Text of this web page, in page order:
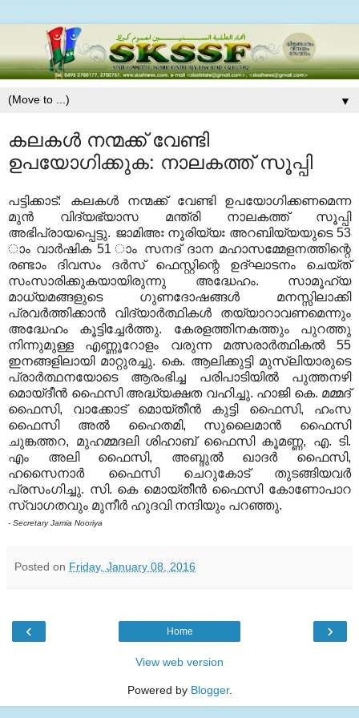
▼
കലകള്‍ നന്മക്ക് വേണ്ടി
ഉപയോഗിക്കുക: നാലകത്ത് സൂപ്പി
പട്ടിക്കാട്: കലകള്‍ നന്മക്ക് വേണ്ടി ഉപയോഗിക്കണമെന്ന
മുന്‍ വിദ്യഭ്യാസ മന്ത്രി നാലകത്ത് സൂപ്പി
അഭിപ്രായപ്പെട്ടു. ജാമിഅഃ നൂരിയ്യഃ അറബിയ്യയുടെ 53
ാം വാര്‍ഷിക 51 ാം സനദ് ദാന മഹാസമ്മേളനത്തിന്റെ
രണ്ടാം ദിവസം ദര്‍സ് ഫെസ്റ്റിന്റെ ഉദ്ഘാടനം ചെയ്ത്
സംസാരിക്കുകയായിരുന്നു അദ്ധേഹം. സാമൂഹ്യ
മാധ്യമങ്ങളുടെ ഗുണദോഷങ്ങള്‍ മനസ്സിലാക്കി
പ്രവര്‍ത്തിക്കാന്‍ വിദ്യാര്‍ത്ഥികള്‍ തയ്യാറാവണമെന്നും
അദ്ധേഹം കൂട്ടിച്ചേര്‍ത്തു. കേരളത്തിനകത്തും പുറത്തു
നിന്നുമുള്ള എണ്ണൂറോളം വരുന്ന മത്സരാര്‍ത്ഥികല്‍ 55
ഇനങ്ങളിലായി മാറ്റുരച്ചു. കെ. ആലിക്കുട്ടി മുസ്‌ലിയാരുടെ
പ്രാര്‍ത്ഥനയോടെ ആരംഭിച്ച പരിപാടിയില്‍ പുത്തനഴി
മൊയ്ദീന്‍ ഫൈസി അദ്ധ്യക്ഷത വഹിച്ചു. ഹാജി കെ. മമ്മദ്
ഫൈസി, വാക്കോട് മൊയ്തീന്‍ കുട്ടി ഫൈസി, ഹംസ
ഫൈസി അല്‍ ഹൈതമി, സുലൈമാന്‍ ഫൈസി
ചുങ്കത്തറ, മുഹമ്മദലി ശിഹാബ് ഫൈസി കൂമണ്ണ, എ. ടി.
എം അലി ഫൈസി, അബ്ദുല്‍ ഖാദര്‍ ഫൈസി,
ഹസൈനാര്‍ ഫൈസി ചെറുകോട് തുടങ്ങിയവര്‍
പ്രസംഗിച്ചു. സി. കെ മൊയ്തീന്‍ ഫൈസി കോണോപാറ
സ്വാഗതവും മുനീര്‍ ഹുദവി നന്ദിയും പറഞ്ഞു.
- Secretary Jamia Nooriya
Posted on Friday, January 08, 2016
‹ ›
Home
View web version
Powered by Blogger.